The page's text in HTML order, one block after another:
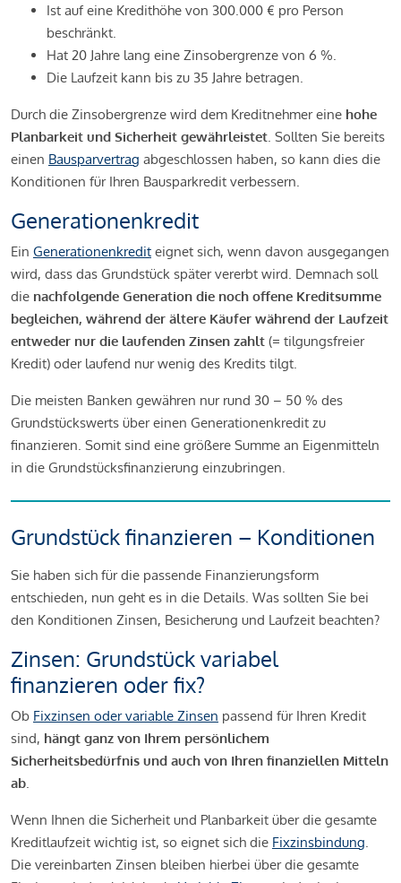
Ist auf eine Kredithöhe von 300.000 € pro Person
beschränkt.
Hat 20 Jahre lang eine Zinsobergrenze von 6 %.
Die Laufzeit kann bis zu 35 Jahre betragen.
Durch die Zinsobergrenze wird dem Kreditnehmer eine hohe
Planbarkeit und Sicherheit gewährleistet . Sollten Sie bereits
einen Bausparvertrag abgeschlossen haben, so kann dies die
Konditionen für Ihren Bausparkredit verbessern.
Generationenkredit
Ein Generationenkredit eignet sich, wenn davon ausgegangen
wird, dass das Grundstück später vererbt wird. Demnach soll
die nachfolgende Generation die noch offene Kreditsumme
begleichen, während der ältere Käufer während der Laufzeit
entweder nur die laufenden Zinsen zahlt (= tilgungsfreier
Kredit) oder laufend nur wenig des Kredits tilgt.
Die meisten Banken gewähren nur rund 30 – 50 % des
Grundstückswerts über einen Generationenkredit zu
finanzieren. Somit sind eine größere Summe an Eigenmitteln
in die Grundstücksfinanzierung einzubringen.
Grundstück finanzieren – Konditionen
Sie haben sich für die passende Finanzierungsform
entschieden, nun geht es in die Details. Was sollten Sie bei
den Konditionen Zinsen, Besicherung und Laufzeit beachten?
Zinsen: Grundstück variabel
finanzieren oder fix?
Ob Fixzinsen oder variable Zinsen passend für Ihren Kredit
sind, hängt ganz von Ihrem persönlichem
Sicherheitsbedürfnis und auch von Ihren finanziellen Mitteln
ab
Wenn Ihnen die Sicherheit und Planbarkeit über die gesamte
Kreditlaufzeit wichtig ist, so eignet sich die Fixzinsbindung
Die vereinbarten Zinsen bleiben hierbei über die gesamte